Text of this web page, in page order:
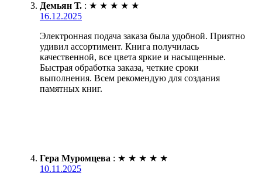
Демьян Т. : ★ ★ ★ ★ ★
16.12.2025
Электронная подача заказа была удобной. Приятно
удивил ассортимент. Книга получилась
качественной, все цвета яркие и насыщенные.
Быстрая обработка заказа, четкие сроки
выполнения. Всем рекомендую для создания
памятных книг.
Гера Муромцева : ★ ★ ★ ★ ★
10.11.2025